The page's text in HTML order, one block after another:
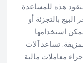
هذه للمساعدة
بالتجزئة أو
استخدامها
تساعد آلات
معاملات مالية